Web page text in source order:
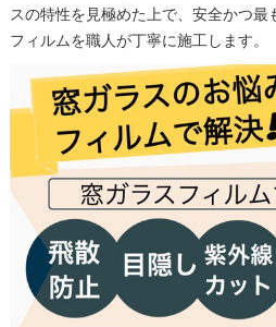
スの特性を見極めた上で、安全かつ最
フィルムを職人が丁寧に施工します。